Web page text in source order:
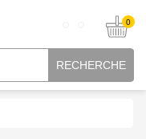
RECHERCHE
0